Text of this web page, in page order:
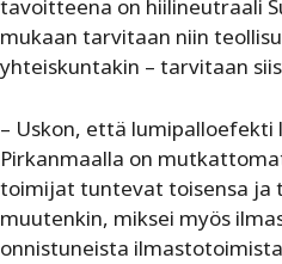
tavoitteena on hiilineutraali
mukaan tarvitaan niin
yhteiskuntakin – tarvitaan
– Uskon, että
Pirkanmaalla on
toimijat tuntevat toisensa ja
muutenkin, miksei myös
onnistuneista